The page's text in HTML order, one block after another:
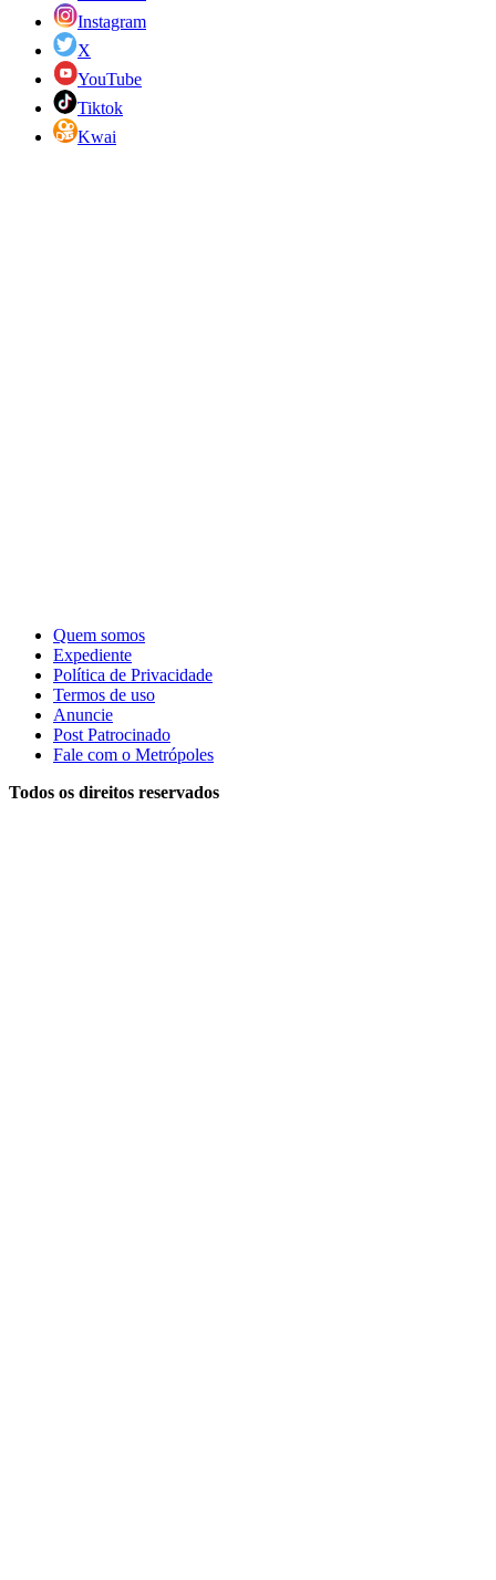
Instagram
X
YouTube
Tiktok
Kwai
Quem somos
Expediente
Política de Privacidade
Termos de uso
Anuncie
Post Patrocinado
Fale com o Metrópoles
Todos os direitos reservados